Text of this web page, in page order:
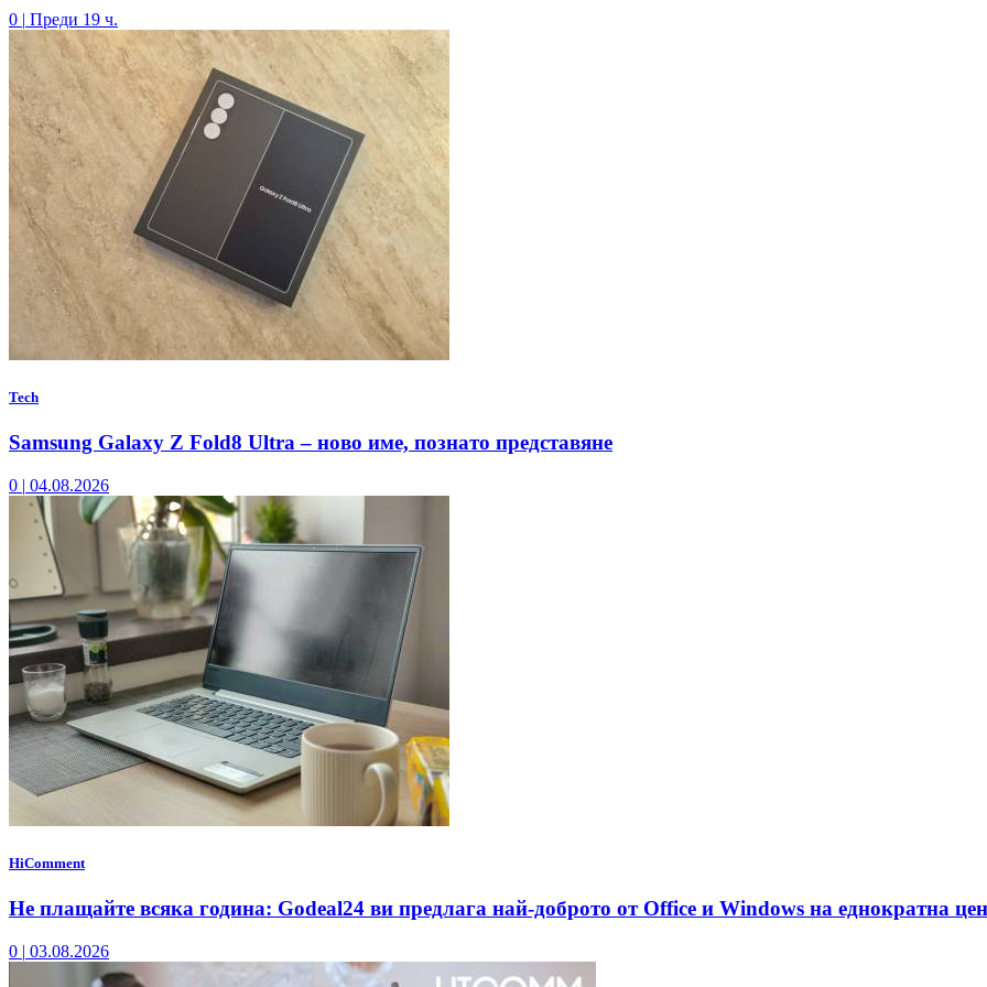
0 | Преди 19 ч.
Tech
Samsung Galaxy Z Fold8 Ultra – ново име, познато представяне
0 | 04.08.2026
HiComment
Не плащайте всяка година: Godeal24 ви предлага най-доброто от Office и Windows на еднократна
0 | 03.08.2026